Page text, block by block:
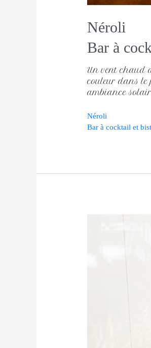
Néroli
Bar à
Un vent chaud
couleur dans le
ambiance
Néroli
Bar à cocktail et